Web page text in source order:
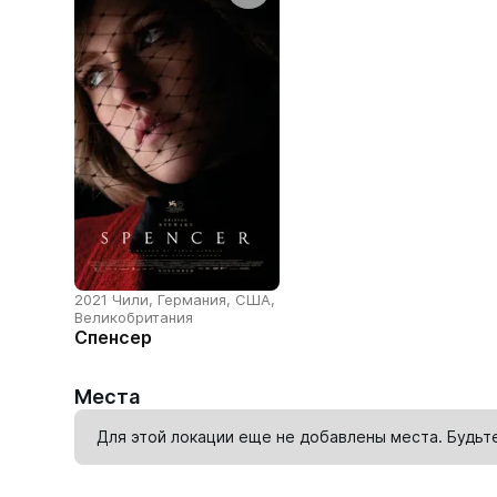
2021 Чили, Германия, США,
Великобритания
Спенсер
Места
Для этой локации еще не добавлены места.